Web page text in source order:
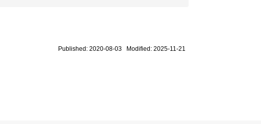
Published: 2020-08-03 Modified: 2025-11-21